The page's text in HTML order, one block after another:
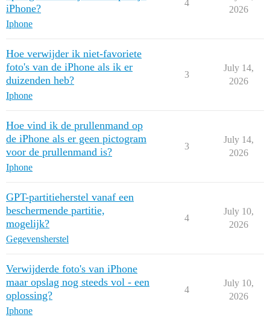
iPhone?
Iphone
4
2026
Hoe verwijder ik niet-favoriete
foto's van de iPhone als ik er
duizenden heb?
Iphone
3
July 14,
2026
Hoe vind ik de prullenmand op
de iPhone als er geen pictogram
voor de prullenmand is?
Iphone
3
July 14,
2026
GPT-partitieherstel vanaf een
beschermende partitie,
mogelijk?
Gegevensherstel
4
July 10,
2026
Verwijderde foto's van iPhone
maar opslag nog steeds vol - een
oplossing?
Iphone
4
July 10,
2026